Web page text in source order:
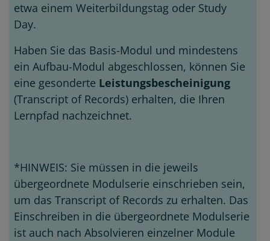
etwa einem Weiterbildungstag oder Study
Day.
Haben Sie das Basis-Modul und mindestens
ein Aufbau-Modul abgeschlossen, können Sie
eine gesonderte Leistungsbescheinigung
(Transcript of Records) erhalten, die Ihren
Lernpfad nachzeichnet.
*HINWEIS: Sie müssen in die jeweils
übergeordnete Modulserie einschrieben sein,
um das Transcript of Records zu erhalten. Das
Einschreiben in die übergeordnete Modulserie
ist auch nach Absolvieren einzelner Module